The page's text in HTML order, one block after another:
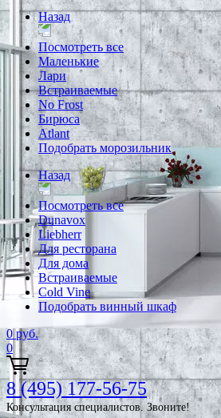
Назад
Посмотреть все
Маленькие
Лари
Встраиваемые
No Frost
Бирюса
Atlant
Подобрать морозильник
Назад
Посмотреть все
Dunavox
Liebherr
Для ресторана
Для дома
Встраиваемые
Cold Vine
Подобрать винный шкаф
0 руб.
0
8 (495) 177-56-75
Консультация специалистов. Звоните!